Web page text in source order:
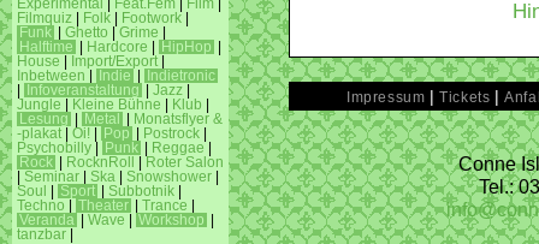
Experimental
Feat.Fem Film
Filmquiz
Folk Footwork
Funk
Ghetto Grime
Halftime
Hardcore HipHop
House
Import/Export
Inbetween
Indie
Indietronic
Infoveranstaltung Jazz
Jungle
Kleine Bühne Klub
Lesung
Metal
Monatsflyer &
-plakat
Oi! Pop Postrock
Psychobilly
Punk Reggae
Rock
RocknRoll
Roter Salon
Seminar Ska Snowshower
Soul
Sport Subbotnik
Techno
Theater Trance
Veranda
Wave Workshop
tanzbar
Impressum |Tickets |
Conne
Tel.: